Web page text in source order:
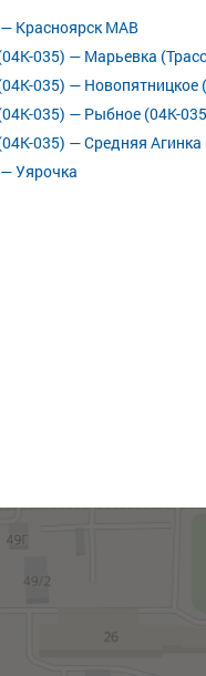
Красноярск МАВ
035) — Марьевка
035) — Новопятницкое
035) — Рыбное (04К-
035) — Средняя Агинка
Уярочка